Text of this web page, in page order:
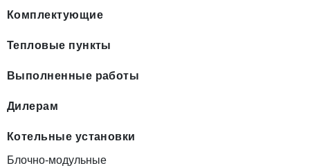
Комплектующие
Тепловые пункты
Выполненные работы
Дилерам
Котельные установки
Блочно-модульные